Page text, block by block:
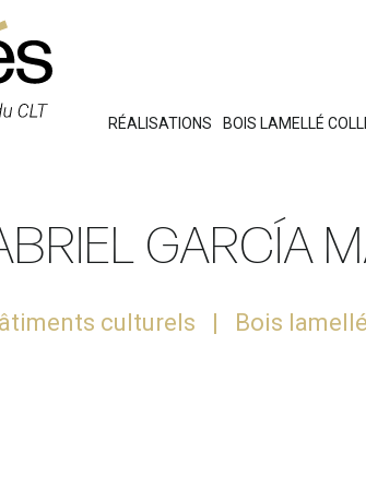
RÉALISATIONS BOIS LAMELLÉ
GARCÍA
culturels Bois